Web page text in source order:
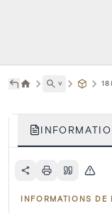
˅
INFORMATIONS DE